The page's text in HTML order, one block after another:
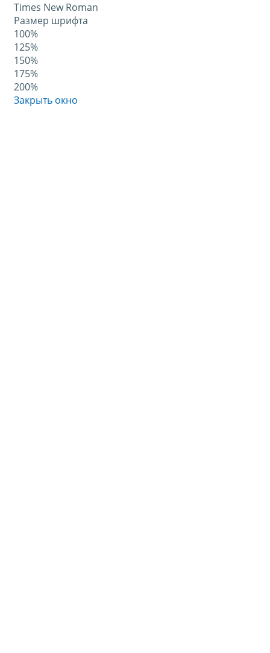
Times New Roman
Размер шрифта
100%
125%
150%
175%
200%
Закрыть окно